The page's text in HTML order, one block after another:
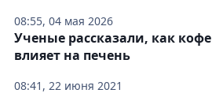
08:55, 04 мая 2026
08:41, 22 июня 2021
Ученые рассказали, как кофе
влияет на печень